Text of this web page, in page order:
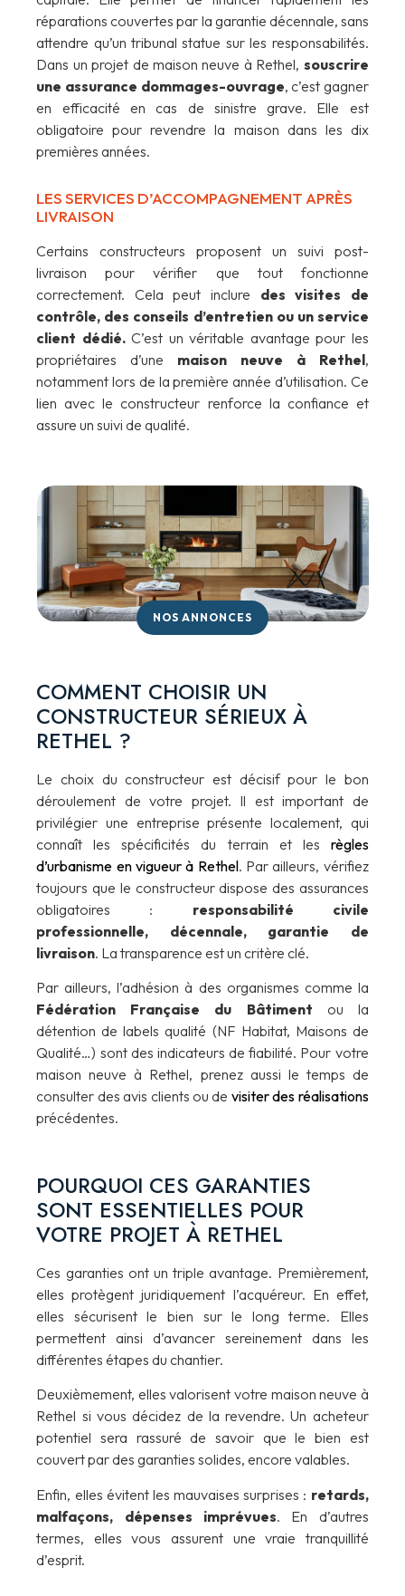
réparations couvertes par la garantie décennale, sans
attendre qu’un tribunal statue sur les responsabilités.
Dans un projet de maison neuve à Rethel, souscrire
une assurance dommages-ouvrage, c’est gagner
en efficacité en cas de sinistre grave. Elle est
obligatoire pour revendre la maison dans les dix
premières années.
LES SERVICES D’ACCOMPAGNEMENT APRÈS
LIVRAISON
Certains constructeurs proposent un suivi post-
livraison pour vérifier que tout fonctionne
correctement. Cela peut inclure des visites de
contrôle, des conseils d’entretien ou un service
client dédié.C’est un véritable avantage pour les
propriétaires d’une maison neuve à Rethel,
notamment lors de la première année d’utilisation. Ce
lien avec le constructeur renforce la confiance et
assure un suivi de qualité.
NOS ANNONCES
COMMENT CHOISIR UN
CONSTRUCTEUR SÉRIEUX À
RETHEL ?
Le choix du constructeur est décisif pour le bon
déroulement de votre projet. Il est important de
privilégier une entreprise présente localement, qui
connaît les spécificités du terrain et les règles
d’urbanisme en vigueur à Rethel. Par ailleurs, vérifiez
toujours que le constructeur dispose des assurances
obligatoires : responsabilité civile
professionnelle, décennale, garantie de
livraison. La transparence est un critère clé.
Par ailleurs, l’adhésion à des organismes comme la
Fédération Française du Bâtiment ou la
détention de labels qualité (NF Habitat, Maisons de
Qualité…) sont des indicateurs de fiabilité. Pour votre
maison neuve à Rethel, prenez aussi le temps de
consulter des avis clients ou de visiter des réalisations
précédentes.
POURQUOI CES GARANTIES
SONT ESSENTIELLES POUR
VOTRE PROJET À RETHEL
Ces garanties ont un triple avantage. Premièrement,
elles protègent juridiquement l’acquéreur. En effet,
elles sécurisent le bien sur le long terme. Elles
permettent ainsi d’avancer sereinement dans les
différentes étapes du chantier.
Deuxièmement, elles valorisent votre maison neuve à
Rethel si vous décidez de la revendre. Un acheteur
potentiel sera rassuré de savoir que le bien est
couvert par des garanties solides, encore valables.
Enfin, elles évitent les mauvaises surprises : retards,
malfaçons, dépenses imprévues. En d’autres
termes, elles vous assurent une vraie tranquillité
d’esprit.